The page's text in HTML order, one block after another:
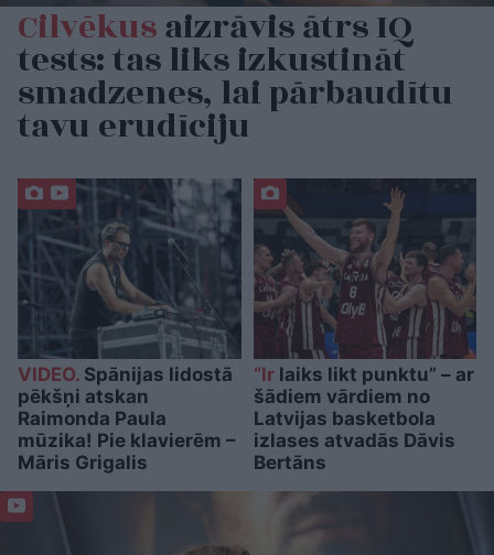
Cilvēkusaizrāvis ātrs IQ
tests: tas liks izkustināt
smadzenes, lai pārbaudītu
tavu erudīciju
VIDEO. Spānijas lidostā
pēkšņi atskan
Raimonda Paula
mūzika! Pie klavierēm –
Māris Grigalis
“Irlaiks likt punktu” – ar
šādiem vārdiem no
Latvijas basketbola
izlases atvadās Dāvis
Bertāns